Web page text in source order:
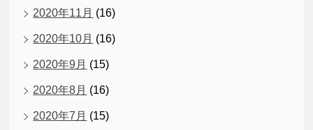
2020年11月 (16)
2020年10月 (16)
2020年9月 (15)
2020年8月 (16)
2020年7月 (15)